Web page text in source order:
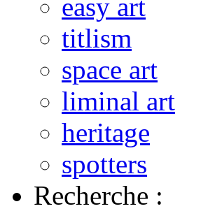
easy art
titlism
space art
liminal art
heritage
spotters
Recherche :